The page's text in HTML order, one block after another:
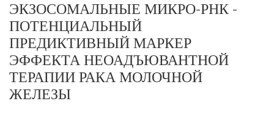
ЭКЗОСОМАЛЬНЫЕ МИКРО-РНК -
ПОТЕНЦИАЛЬНЫЙ
ПРЕДИКТИВНЫЙ МАРКЕР
ЭФФЕКТА НЕОАДЪЮВАНТНОЙ
ТЕРАПИИ РАКА МОЛОЧНОЙ
ЖЕЛЕЗЫ